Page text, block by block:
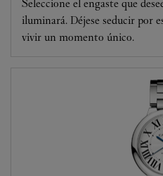
Seleccione el engaste que
iluminará. Déjese seducir por
vivir un momento único.